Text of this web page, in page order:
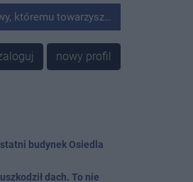
strażacy z terenu powiatu interweniowali 13 razy.
nowy profil
budynek Osiedla
dach. To nie